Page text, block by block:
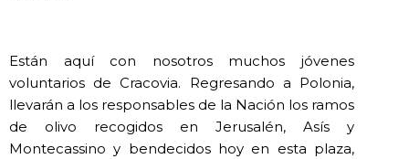
Están aquí con nosotros muchos jóvenes
voluntarios de Cracovia. Regresando a Polonia,
llevarán a los responsables de la Nación los ramos
de olivo recogidos en Jerusalén, Asís y
Montecassino y bendecidos hoy en esta plaza,